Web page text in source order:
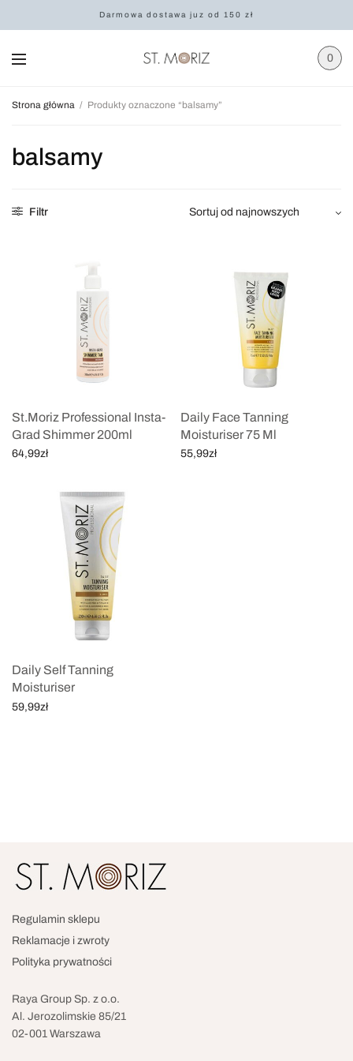
Darmowa dostawa juz od 150 zł
0
Strona główna / Produkty oznaczone “balsamy”
balsamy
Filtr
St.Moriz Professional Insta-
Grad Shimmer 200ml
64,99zł
Daily Face Tanning
Moisturiser 75 Ml
55,99zł
Daily Self Tanning
Moisturiser
59,99zł
Regulamin sklepu
Reklamacje i zwroty
Polityka prywatności
Raya Group Sp. z o.o.
Al. Jerozolimskie 85/21
02-001 Warszawa